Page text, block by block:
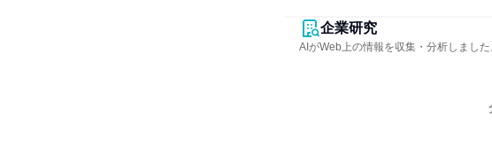
企業研究
AIがWeb上の情報を収集・分析しました